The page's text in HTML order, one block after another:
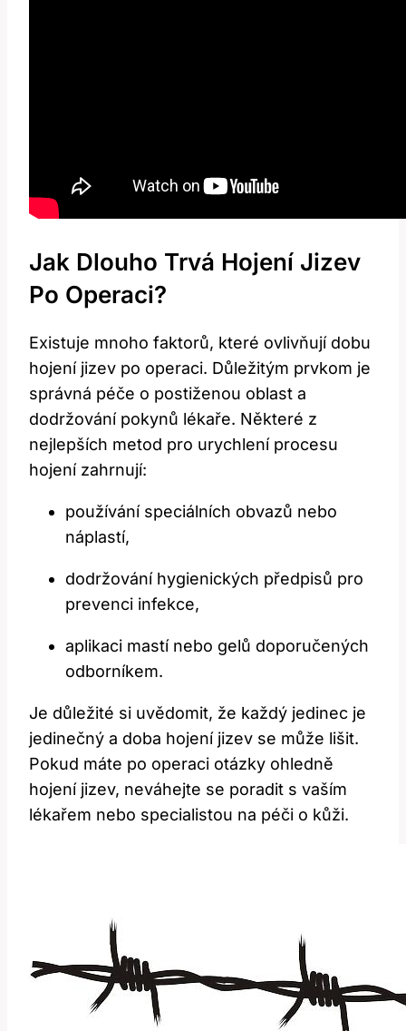
Jak Dlouho Trvá Hojení Jizev
Po Operaci?
Existuje mnoho faktorů, které ovlivňují dobu
hojení jizev po operaci. Důležitým prvkom je
správná péče o postiženou oblast a
dodržování pokynů lékaře. Některé z
nejlepších metod pro urychlení procesu
hojení zahrnují:
používání speciálních obvazů nebo
náplastí,
dodržování hygienických předpisů pro
prevenci infekce,
aplikaci mastí nebo gelů doporučených
odborníkem.
Je důležité si uvědomit, že každý jedinec je
jedinečný a doba hojení jizev se může lišit.
Pokud máte po operaci otázky ohledně
hojení jizev, neváhejte se poradit s vaším
lékařem nebo specialistou na péči o kůži.